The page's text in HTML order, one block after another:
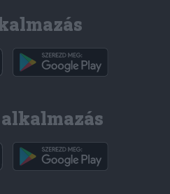
alkalmazás